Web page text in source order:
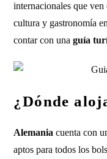
internacionales que ven
cultura y gastronomía
contar con unaguía
¿Dónde
Alemania cuenta con
aptos para todos los